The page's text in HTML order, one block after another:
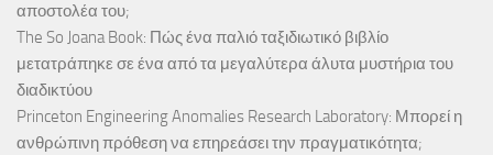
αποστολέα του;
The So Joana Book: Πώς ένα παλιό ταξιδιωτικό βιβλίο
μετατράπηκε σε ένα από τα μεγαλύτερα άλυτα μυστήρια του
διαδικτύου
Princeton Engineering Anomalies Research Laboratory: Μπορεί η
ανθρώπινη πρόθεση να επηρεάσει την πραγματικότητα;